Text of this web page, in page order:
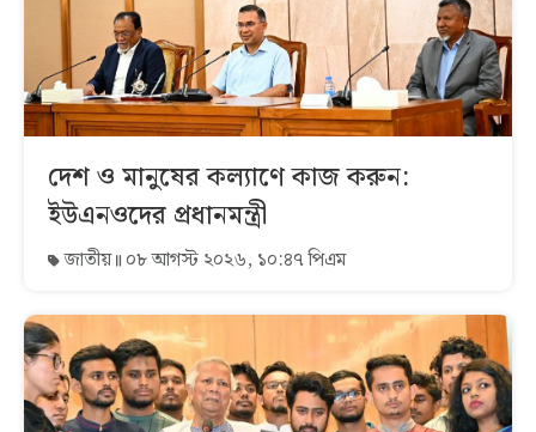
দেশ ও মানুষের কল্যাণে কাজ করুন:
ইউএনওদের প্রধানমন্ত্রী
জাতীয় ০৮ আগস্ট ২০২৬, ১০:৪৭ পিএম